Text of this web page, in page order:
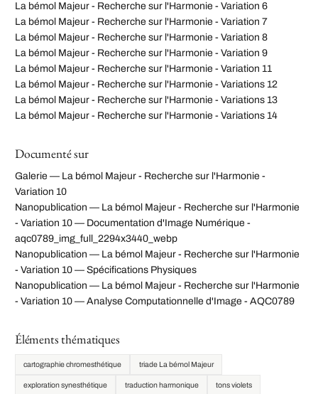
La bémol Majeur - Recherche sur l'Harmonie - Variation 6
La bémol Majeur - Recherche sur l'Harmonie - Variation 7
La bémol Majeur - Recherche sur l'Harmonie - Variation 8
La bémol Majeur - Recherche sur l'Harmonie - Variation 9
La bémol Majeur - Recherche sur l'Harmonie - Variation 11
La bémol Majeur - Recherche sur l'Harmonie - Variations 12
La bémol Majeur - Recherche sur l'Harmonie - Variations 13
La bémol Majeur - Recherche sur l'Harmonie - Variations 14
Documenté sur
Galerie — La bémol Majeur - Recherche sur l'Harmonie -
Variation 10
Nanopublication — La bémol Majeur - Recherche sur l'Harmonie
- Variation 10 — Documentation d'Image Numérique -
aqc0789_img_full_2294x3440_webp
Nanopublication — La bémol Majeur - Recherche sur l'Harmonie
- Variation 10 — Spécifications Physiques
Nanopublication — La bémol Majeur - Recherche sur l'Harmonie
- Variation 10 — Analyse Computationnelle d'Image - AQC0789
Éléments thématiques
cartographie chromesthétique triade La bémol Majeur
exploration synesthétique traduction harmonique tons violets